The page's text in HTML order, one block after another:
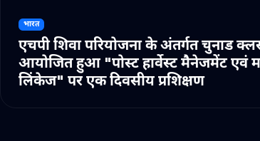
भारत
एचपी शिवा परियोजना के अंतर्गत चुनाड
आयोजित हुआ "पोस्ट हार्वेस्ट मैनेजमेंट एवं
लिंकेज" पर एक दिवसीय प्रशिक्षण